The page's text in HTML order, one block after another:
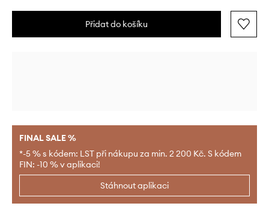
Přidat do košíku
FINAL SALE %
*-5 % s kódem: LST při nákupu za min. 2 200 Kč. S kódem
FIN: -10 % v aplikaci!
Stáhnout aplikaci